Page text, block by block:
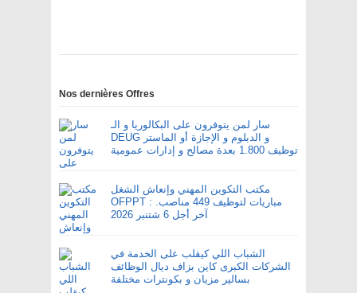
Nos dernières Offres
سار لمن يتوفرون على البكالوريا و الـ
DEUG و الدبلوم و الإجازة أو الماستر
توظيف 1.800 بعدة مصالح و إدارات عمومية
مكتب التكوين المهني وإنعاش الشغل
OFPPT : مباريات لتوظيف 449 مناصب.
آخر أجل 6 شتنبر 2026
الشباب اللي كيقلب على الخدمة في
الشركات الكبرى كاين بزاف ديال الوظائف
بسالير مزيان و بكونترات مختلفة